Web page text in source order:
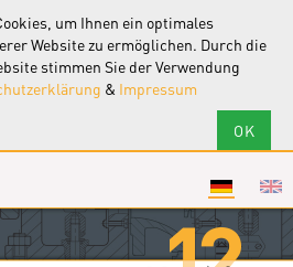
um Ihnen ein optimales
Website zu ermöglichen. Durch die
stimmen Sie der Verwendung
& Impressum